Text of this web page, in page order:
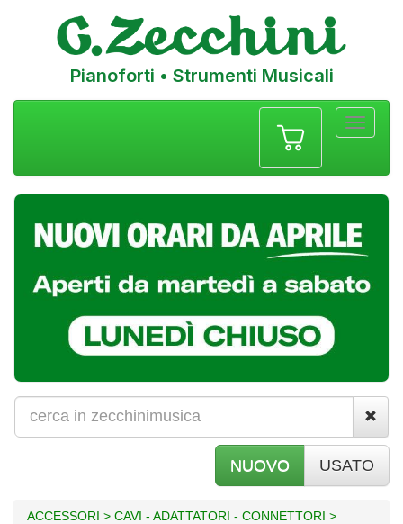
Pianoforti • Strumenti Musicali
NUOVO USATO
ACCESSORI > CAVI - ADATTATORI - CONNETTORI >